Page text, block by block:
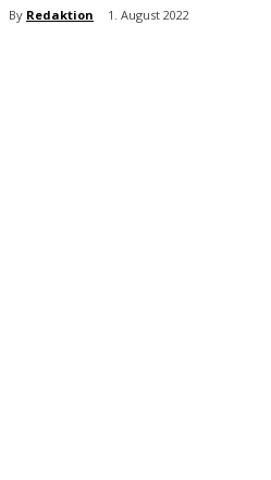
By Redaktion 1. August 2022